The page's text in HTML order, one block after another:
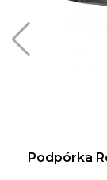
Podpórka